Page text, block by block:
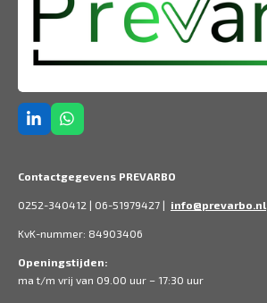
L
i
e
I
W
h
s
p
Contactgegevens PREVARBO
0252-340412 | 06-51979427 | info@prevarbo.nl
KvK-nummer: 84903406
Openingstijden:
ma t/m vrij van 09.00 uur – 17:30 uur